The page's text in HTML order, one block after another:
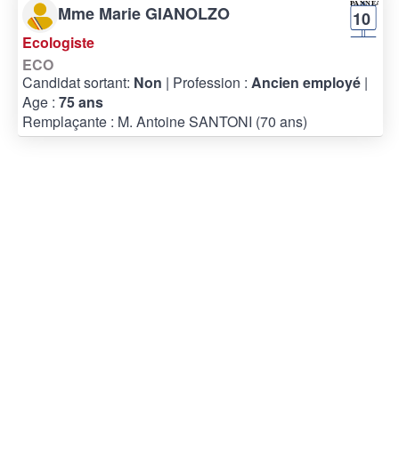
Mme Marie GIANOLZO 10
Ecologiste
ECO
Candidat sortant: Non | Profession : Ancien employé |
Age : 75 ans
Remplaçante : M. Antoine SANTONI (70 ans)